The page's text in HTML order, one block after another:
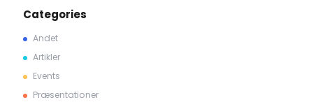
Categories
Andet
Artikler
Events
Præsentationer